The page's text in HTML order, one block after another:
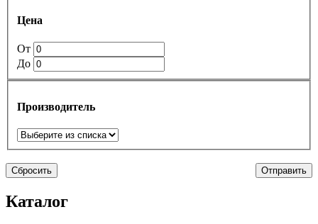
Цена
От
До
Производитель
Сбросить Отправить
Каталог